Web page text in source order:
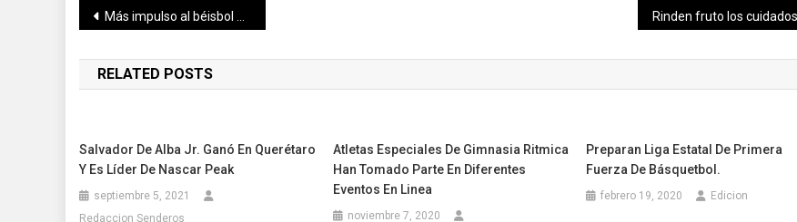
Navegación
de
entradas
Más impulso al béisbol en Yucatán
RELATED POSTS
Salvador De Alba Jr. Ganó En Querétaro
Y Es Líder De Nascar Peak
septiembre 5, 2021
Redaccion Senderos
Atletas Especiales De Gimnasia Ritmica
Han Tomado Parte En Diferentes
Eventos En Linea
noviembre 7, 2020
Preparan Liga Estatal De Primera
Fuerza De Básquetbol.
febrero 19, 2020 Edicion